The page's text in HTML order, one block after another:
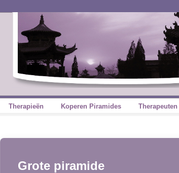
Therapieën Koperen Piramides Therapeuten
Grote piramide